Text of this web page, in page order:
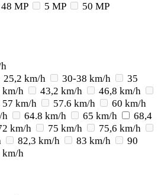
48 MP 5 MP
50 MP
25,2 km/h 30-38 km/h
35
km/h 43,2 km/h
46,8 km/h
57 km/h 57.6 km/h
60 km/h
h 64.8 km/h 65 km/h
68,4
km/h 75 km/h
75,6 km/h
82,3 km/h 83 km/h
90
km/h